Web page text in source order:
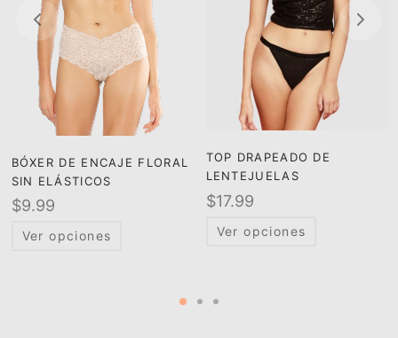
BÓXER DE ENCAJE FLORAL
SIN ELÁSTICOS
$9.99
Ver opciones
TOP DRAPEADO DE
LENTEJUELAS
$17.99
Ver opciones